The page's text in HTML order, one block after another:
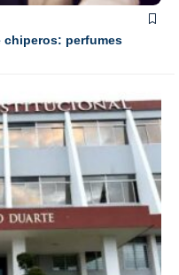
chiperos: perfumes